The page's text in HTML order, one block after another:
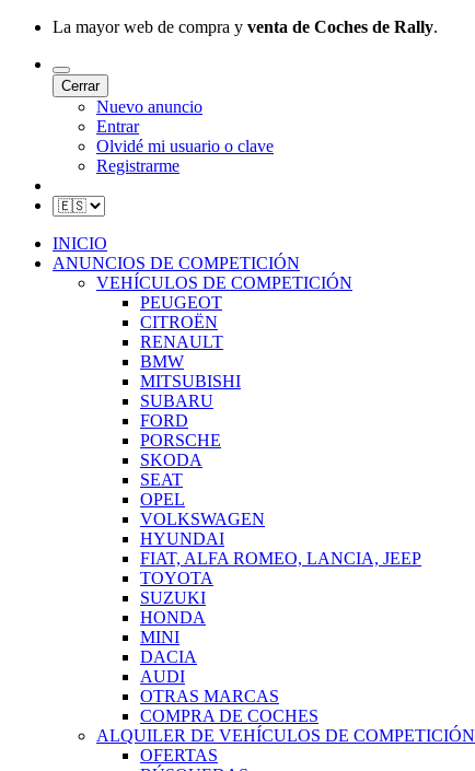
La mayor web de compra y venta de Coches de Rally.
Cerrar
Nuevo anuncio
Entrar
Olvidé mi usuario o clave
Registrarme
INICIO
ANUNCIOS DE COMPETICIÓN
VEHÍCULOS DE COMPETICIÓN
PEUGEOT
CITROËN
RENAULT
BMW
MITSUBISHI
SUBARU
FORD
PORSCHE
SKODA
SEAT
OPEL
VOLKSWAGEN
HYUNDAI
FIAT, ALFA ROMEO, LANCIA, JEEP
TOYOTA
SUZUKI
HONDA
MINI
DACIA
AUDI
OTRAS MARCAS
COMPRA DE COCHES
ALQUILER DE VEHÍCULOS DE COMPETICIÓN
OFERTAS